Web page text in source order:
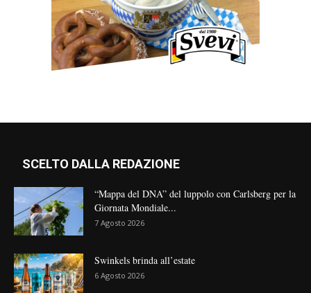
SCELTO DALLA REDAZIONE
“Mappa del DNA” del luppolo con Carlsberg per la
Giornata Mondiale...
7 Agosto 2026
Swinkels brinda all’estate
6 Agosto 2026